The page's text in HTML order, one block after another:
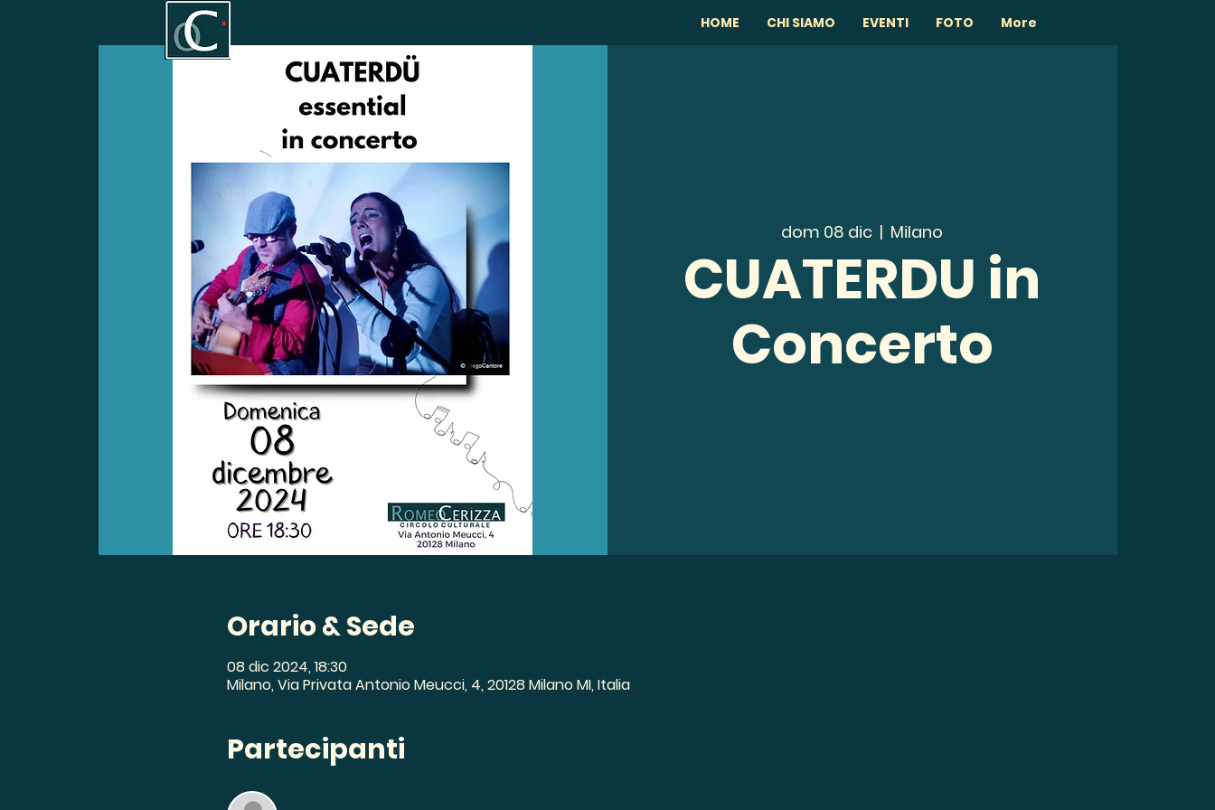
dom 08 dic
  |
Milano
CUATERDU in
Concerto
Orario & Sede
08 dic 2024, 18:30
Milano, Via Privata Antonio Meucci, 4, 20128 Milano MI, Italia
Partecipanti
HOME CHI SIAMO EVENTI FOTO More